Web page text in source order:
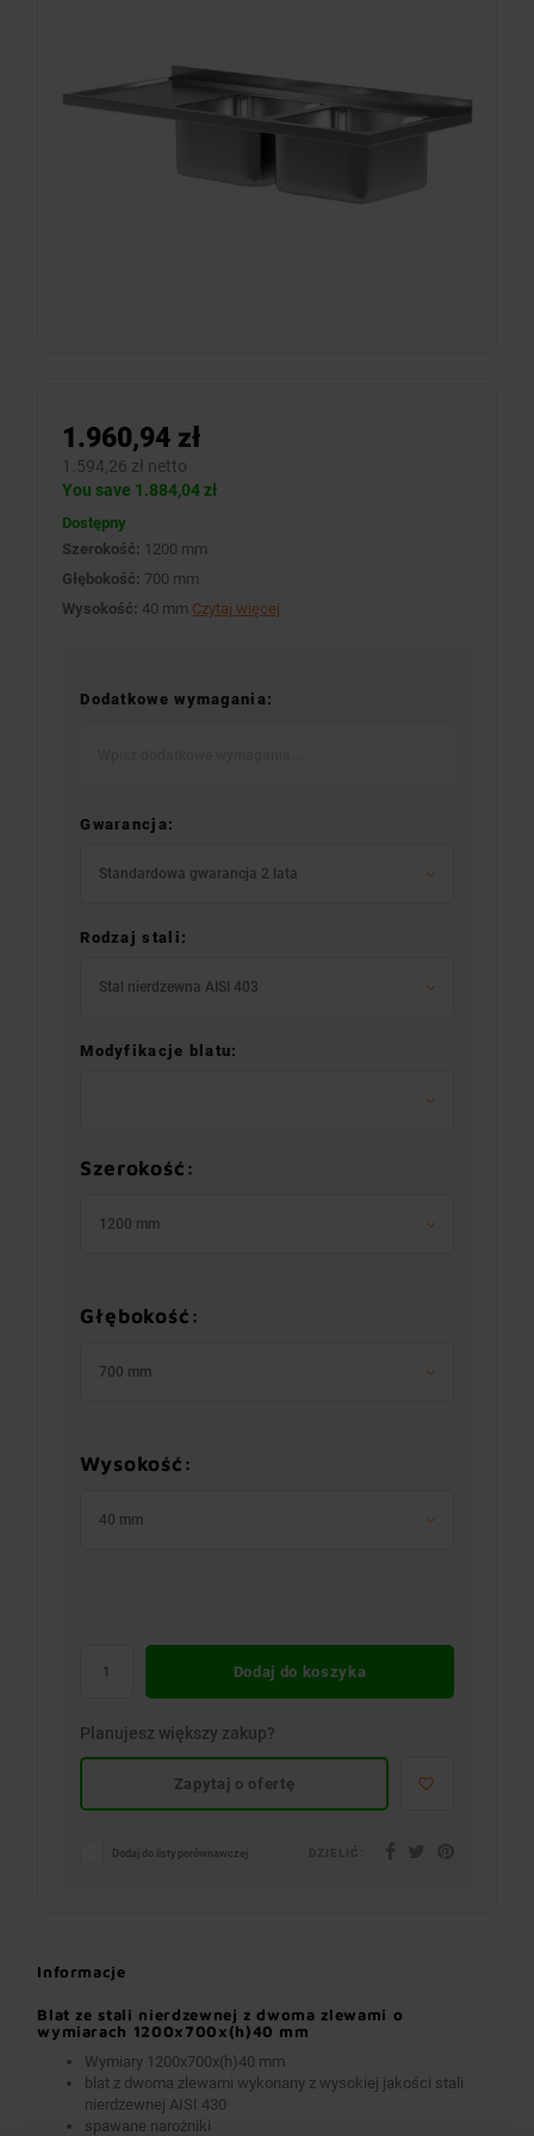
1.960,94 zł
1.594,26 zł netto
You save 1.884,04 zł
Dostępny
Szerokość: 1200 mm
Głębokość: 700 mm
Wysokość: 40 mm Czytaj więcej
Dodatkowe wymagania:
Gwarancja:
Standardowa gwarancja 2 lata
Rodzaj stali:
Stal nierdzewna AISI 403
Modyfikacje blatu:
Szerokość:
1200 mm
Głębokość:
700 mm
Wysokość:
40 mm
Dodaj do koszyka
Planujesz większy zakup?
Zapytaj o ofertę
Dodaj do listy porównawczej
Informacje
Blat ze stali nierdzewnej z dwoma zlewami o
wymiarach 1200x700x(h)40 mm
Wymiary 1200x700x(h)40 mm
blat z dwoma zlewami wykonany z wysokiej jakości stali
nierdzewnej AISI 430
spawane narożniki